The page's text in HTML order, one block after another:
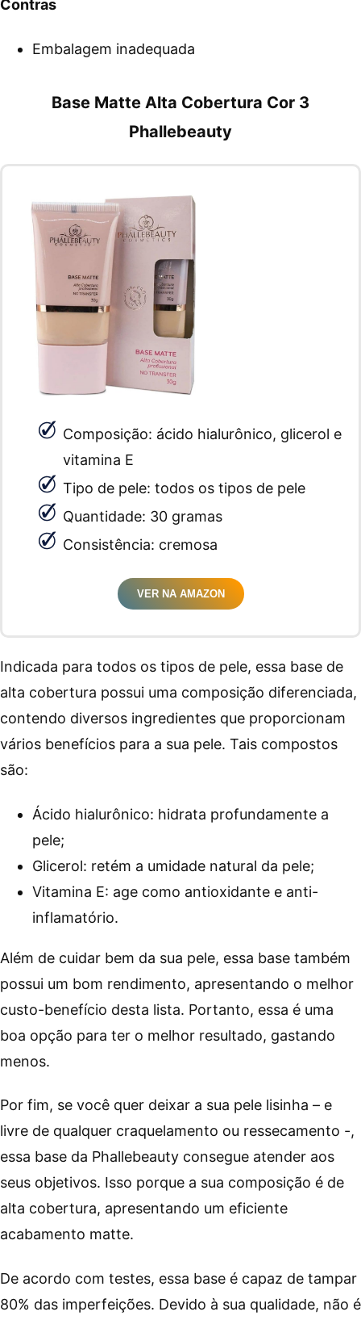
Contras
Embalagem inadequada
Base Matte Alta Cobertura Cor 3
Phallebeauty
Composição: ácido hialurônico, glicerol e
vitamina E
Tipo de pele: todos os tipos de pele
Quantidade: 30 gramas
Consistência: cremosa
VER NA AMAZON
Indicada para todos os tipos de pele, essa base de
alta cobertura possui uma composição diferenciada,
contendo diversos ingredientes que proporcionam
vários benefícios para a sua pele. Tais compostos
são:
Ácido hialurônico: hidrata profundamente a
pele;
Glicerol: retém a umidade natural da pele;
Vitamina E: age como antioxidante e anti-
inflamatório.
Além de cuidar bem da sua pele, essa base também
possui um bom rendimento, apresentando o melhor
custo-benefício desta lista. Portanto, essa é uma
boa opção para ter o melhor resultado, gastando
menos.
Por fim, se você quer deixar a sua pele lisinha – e
livre de qualquer craquelamento ou ressecamento -,
essa base da Phallebeauty consegue atender aos
seus objetivos. Isso porque a sua composição é de
alta cobertura, apresentando um eficiente
acabamento matte.
De acordo com testes, essa base é capaz de tampar
80% das imperfeições. Devido à sua qualidade, não é